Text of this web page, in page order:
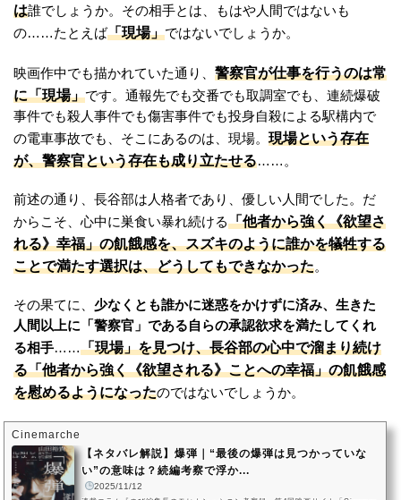
は誰でしょうか。その相手とは、もはや人間ではないも
の……たとえば「現場」ではないでしょうか。
映画作中でも描かれていた通り、 警察官が仕事を行うのは常
に「現場」です。通報先でも交番でも取調室でも、連続爆破
事件でも殺人事件でも傷害事件でも投身自殺による駅構内で
の電車事故でも、そこにあるのは、現場。 現場という存在
が、警察官という存在も成り立たせる……。
前述の通り、長谷部は人格者であり、優しい人間でした。だ
からこそ、心中に巣食い暴れ続ける「他者から強く《欲望さ
れる》幸福」の飢餓感を、スズキのように誰かを犠牲する
ことで満たす選択は、どうしてもできなかった。
その果てに、 少なくとも誰かに迷惑をかけずに済み、生きた
人間以上に「警察官」である自らの承認欲求を満たしてくれ
る相手……「現場」を見つけ、長谷部の心中で溜まり続け
る「他者から強く《欲望される》ことへの幸福」の飢餓感
を慰めるようになったのではないでしょうか。
Cinemarche
【ネタバレ解説】爆弾｜“最後の爆弾は見つかっていな
い”の意味は？続編考察で浮か...
2025/11/12